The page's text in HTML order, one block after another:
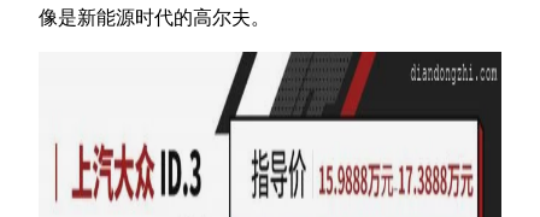
像是新能源时代的高尔夫。